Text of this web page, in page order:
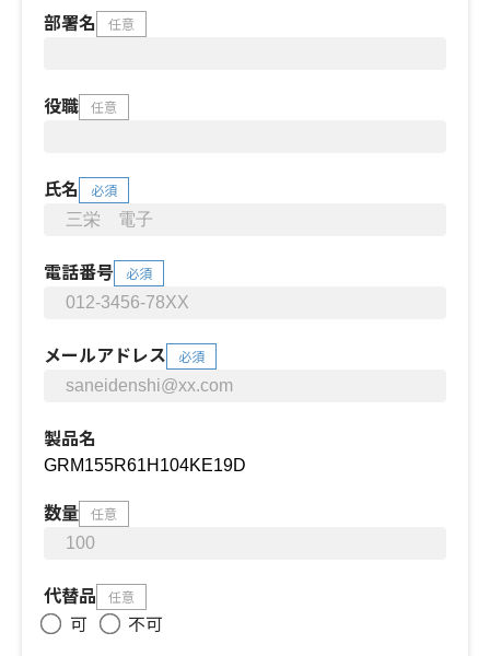
部署名 任意
役職 任意
氏名 必須
電話番号 必須
メールアドレス 必須
製品名
数量 任意
代替品 任意
可
不可